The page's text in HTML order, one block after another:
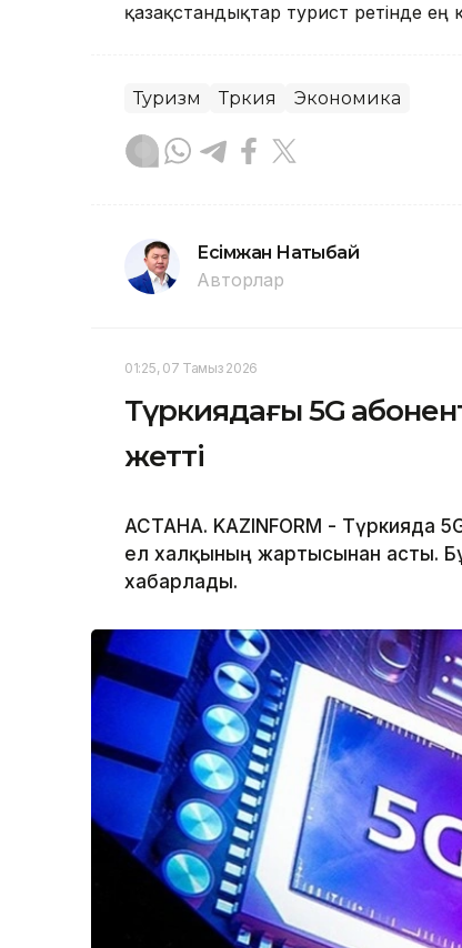
қазақстандықтар турист ретінде
Туризм Түркия Экономика
Есімжан Нақтыбай
Авторлар
01:25, 07 Тамыз 2026
Түркиядағы 5G
жетті
АСТАНА. KAZINFORM - Түркияда
ел халқының жартысынан асты. Бұл
хабарлады.